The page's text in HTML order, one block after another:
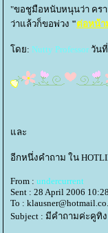
"ขอชูมือหนับหนุนว่า คร
ว่าแล้วก็ขอพ่วง "ต่อหน้า
ดย: Nutty Professor วันที่
ละ
อีกหนึ่งคำถาม ใน
From : undercurrent
Sent : 28 April 2006
To :
Subject : มีคำถามค่ะคูทิง